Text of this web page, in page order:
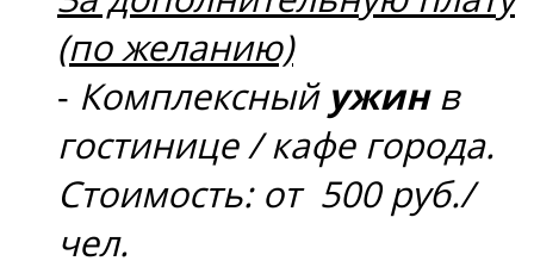
(по желанию)
- Комплексный ужинв
гостинице / кафе города.
Стоимость: от 500 руб./
чел.